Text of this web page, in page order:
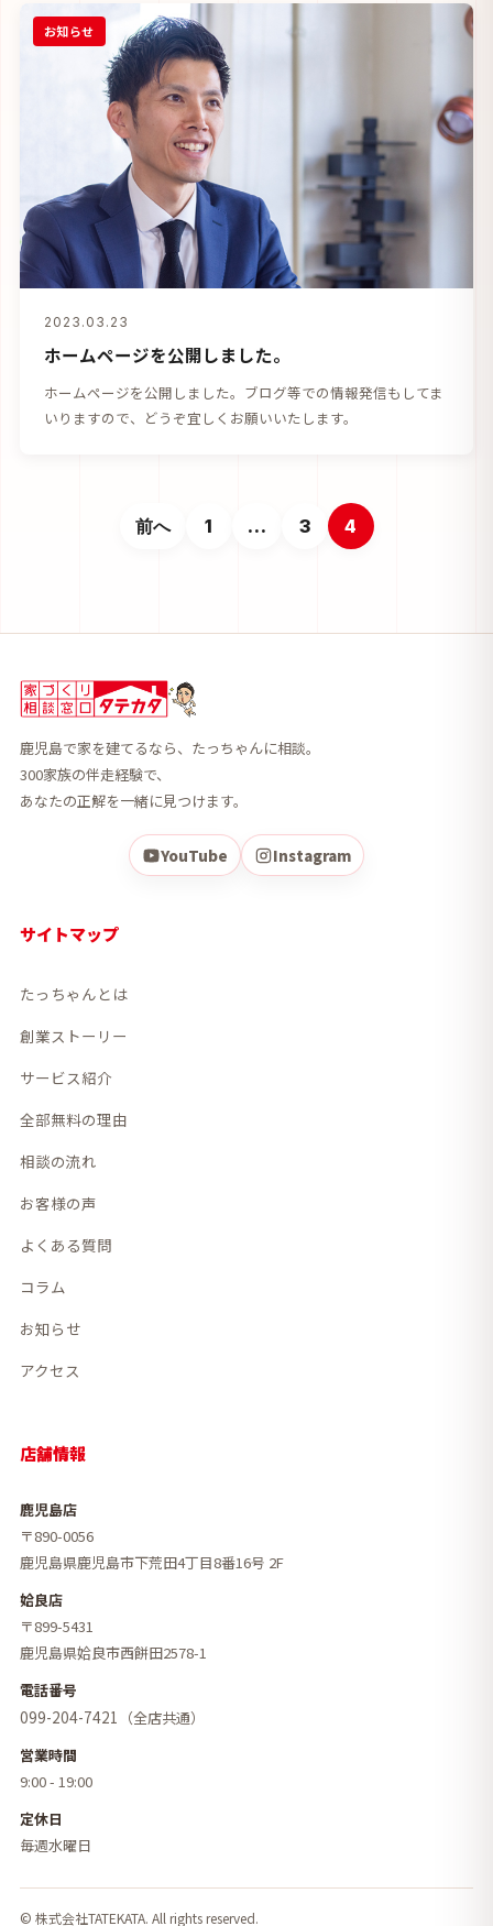
お知らせ
2023.03.23
ホームページを公開しました。
ホームページを公開しました。ブログ等での情報発信もしてま
いりますので、どうぞ宜しくお願いいたします。
前へ 1 … 3 4
鹿児島で家を建てるなら、たっちゃんに相談。
300家族の伴走経験で、
あなたの正解を一緒に見つけます。
YouTube Instagram
サイトマップ
たっちゃんとは
創業ストーリー
サービス紹介
全部無料の理由
相談の流れ
お客様の声
よくある質問
コラム
お知らせ
アクセス
店舗情報
鹿児島店
〒890-0056
鹿児島県鹿児島市下荒田4丁目8番16号 2F
姶良店
〒899-5431
鹿児島県姶良市西餅田2578-1
電話番号
099-204-7421 （全店共通）
営業時間
9:00 - 19:00
定休日
毎週水曜日
© 株式会社TATEKATA. All rights reserved.